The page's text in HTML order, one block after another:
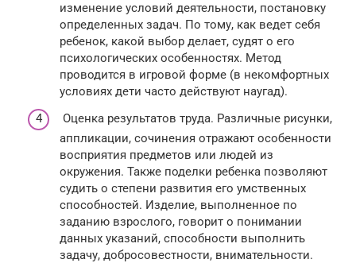
изменение условий деятельности, постановку
определенных задач. По тому, как ведет себя
ребенок, какой выбор делает, судят о его
психологических особенностях. Метод
проводится в игровой форме (в некомфортных
условиях дети часто действуют наугад).
Оценка результатов труда. Различные рисунки,
аппликации, сочинения отражают особенности
восприятия предметов или людей из
окружения. Также поделки ребенка позволяют
судить о степени развития его умственных
способностей. Изделие, выполненное по
заданию взрослого, говорит о понимании
данных указаний, способности выполнить
задачу, добросовестности, внимательности.